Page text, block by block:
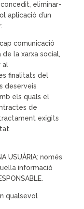
eliminar-
aplicació d’un
comunicació
la xarxa social,
al
finalitats del
deserveis
els quals el
de
exigits
USUÀRIA: només
informació
qualsevol